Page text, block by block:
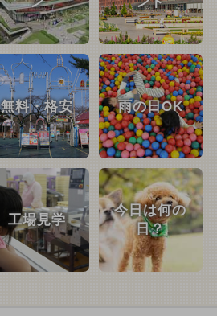
無料・格安 雨の日OK
工場見学
今日は何の
日？